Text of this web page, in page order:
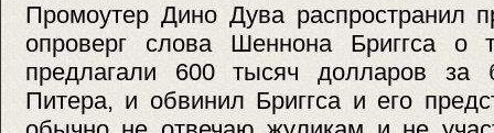
Промоутер Дино Дува распространил
опроверг слова Шеннона Бриггса о
предлагали 600 тысяч долларов за
Питера, и обвинил Бриггса и его